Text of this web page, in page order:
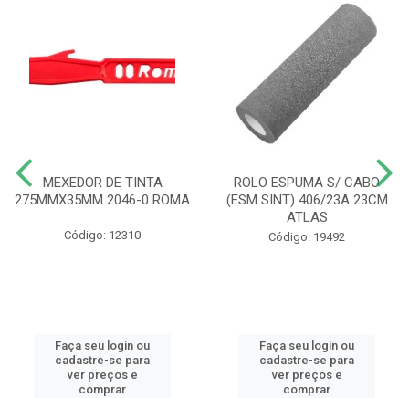
MEXEDOR DE TINTA
275MMX35MM 2046-0 ROMA
Código: 12310
Faça seu login ou
cadastre-se para
ver preços e
comprar
ROLO ESPUMA S/ CABO
(ESM SINT) 406/23A 23CM
ATLAS
Código: 19492
Faça seu login ou
cadastre-se para
ver preços e
comprar